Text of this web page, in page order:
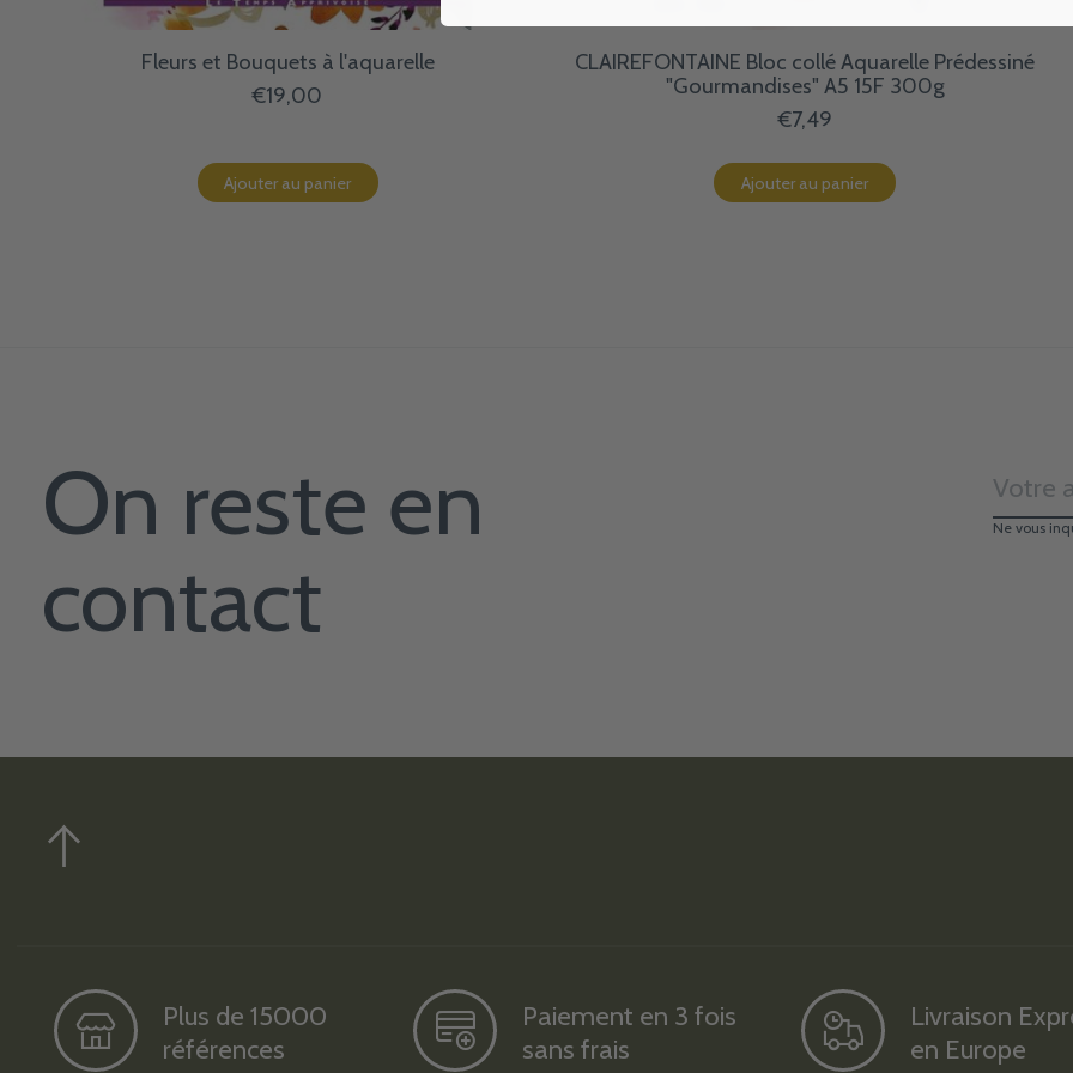
Fleurs et Bouquets à l'aquarelle
€19,00
Ajouter au panier
CLAIREFONTAINE Bloc collé Aquarelle Prédessiné
"Gourmandises" A5 15F 300g
€7,49
Ajouter au panier
On reste en
contact
Ne vous
Plus de 15000
références
Paiement en 3 fois
sans frais
Livraison
en Europe